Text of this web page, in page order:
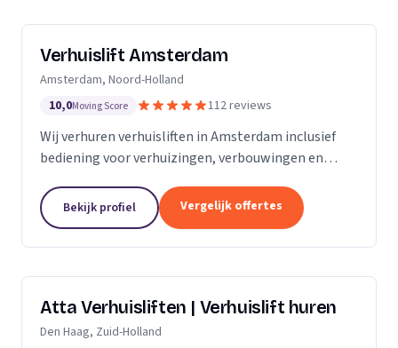
Verhuislift Amsterdam
Amsterdam, Noord-Holland
10,0Moving Score 112 reviews
Wij verhuren verhuisliften in Amsterdam inclusief
bediening voor verhuizingen, verbouwingen en
service.Bekijk profiel Vergelijk offertes
Atta Verhuisliften | Verhuislift huren
Den Haag, Zuid-Holland